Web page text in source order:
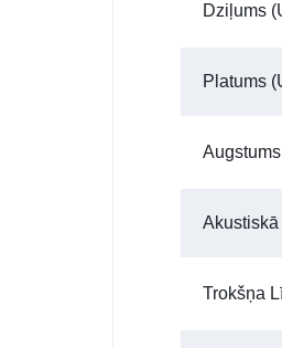
Dziļums
Platums
Trokšņa